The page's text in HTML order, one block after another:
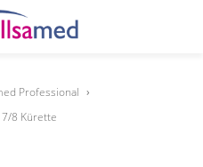
Professional ›
8 Kürette